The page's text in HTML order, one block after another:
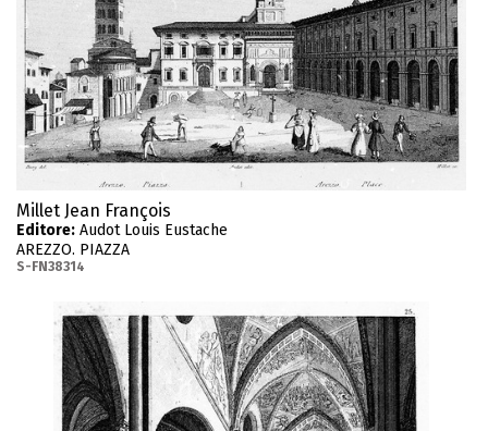
Millet Jean François
Editore: Audot Louis Eustache
AREZZO. PIAZZA
S-FN38314